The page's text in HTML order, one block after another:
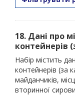
18. Дані про
контейнерів
Набір містить
контейнерів (за
майданчиків,
вторинної